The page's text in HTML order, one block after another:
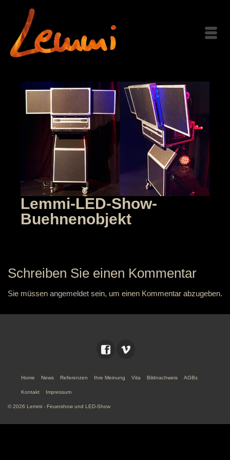
Lemmi-LED-Show-
Buehnenobjekt
Schreiben Sie einen Kommentar
Sie müssen angemeldet sein, um einen Kommentar abzugeben.
Home News Referenzen Ihre Meinung Vita Bildnachweis AGBs
Kontakt Impressum
© 2026 Lemmi - Feuershow und LED-Show